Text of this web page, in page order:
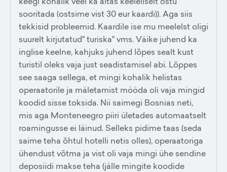
sooritada (ostsime vist 30 eur kaardi)). Aga siis
tekkisid probleemid. Kaardile ise mu meelelst oligi
suurelt kirjutatud" turiska" vms. Väike juhend ka
inglise keelne, kahjuks juhend lõpes sealt kust
turistil oleks vaja just seadistamisel abi. Lõppes
see saaga sellega, et mingi kohalik helistas
operaatorile ja mäletamist mööda oli vaja mingid
koodid sisse toksida. Nii saimegi Bosnias neti,
mis aga Monteneegro piiri ületades automaatselt
roamingusse ei läinud. Selleks pidime taas (seda
saime teha õhtul hotelli netis olles), operaatoriga
ühendust võtma ja vist oli vaja mingi ühe sendine
deposiidi makse teha (jälle mingite koodide